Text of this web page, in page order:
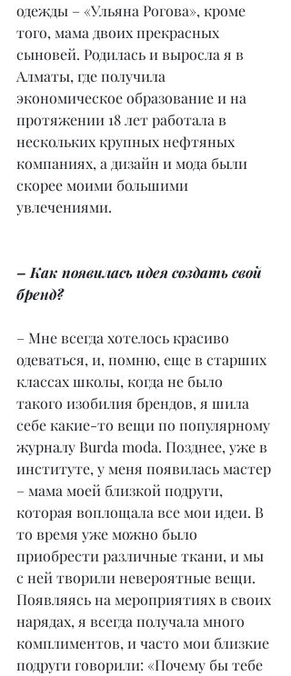
одежды – «Ульяна Рогова», кроме
того, мама двоих прекрасных
сыновей. Родилась и выросла я в
Алматы, где получила
экономическое образование и на
протяжении 18 лет работала в
нескольких крупных нефтяных
компаниях, а дизайн и мода были
скорее моими большими
увлечениями.
– Как появилась идея создать свой
бренд?
– Мне всегда хотелось красиво
одеваться, и, помню, еще в старших
классах школы, когда не было
такого изобилия брендов, я шила
себе какие-то вещи по популярному
журналу Burda moda. Позднее, уже в
институте, у меня появилась мастер
– мама моей близкой подруги,
которая воплощала все мои идеи. В
то время уже можно было
приобрести различные ткани, и мы
с ней творили невероятные вещи.
Появляясь на мероприятиях в своих
нарядах, я всегда получала много
комплиментов, и часто мои близкие
подруги говорили: «Почему бы тебе